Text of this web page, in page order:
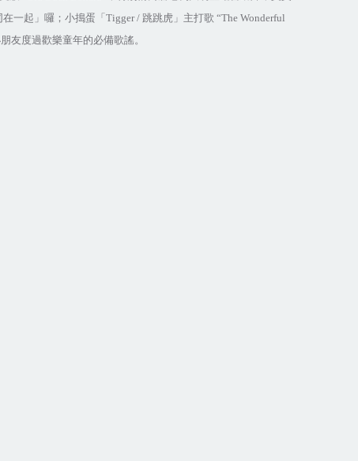
一起」囉；小搗蛋「 Tigger / 跳跳虎」主打歌 “The Wonderful
友度過歡樂童年的必備歌謠。